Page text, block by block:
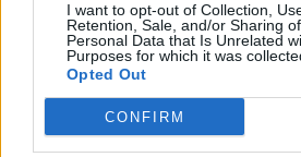
I want to opt-out of Collection,
Retention, Sale, and/or Sharing
Personal Data that Is Unrelated
Purposes for which it was
Opted Out
CONFIRM
vaizdas pribloškia
Žinios | Lietuvos diena